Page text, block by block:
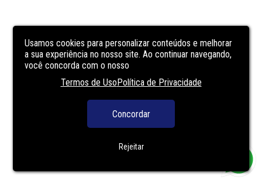
Usamos cookies para personalizar conteúdos e melhorar
a sua experiência no nosso site. Ao continuar navegando,
você concorda com o nosso
Termos de UsoPolítica de Privacidade
Concordar
Rejeitar